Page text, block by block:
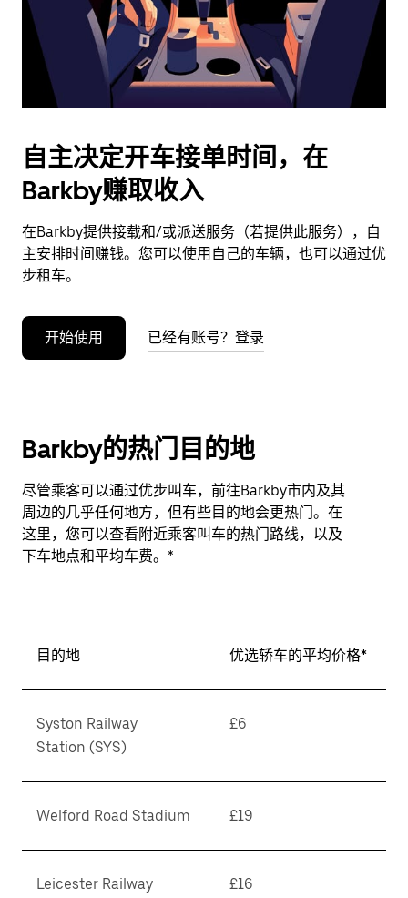
按
退
闭
日
历。
自主决定开车接单时间，在
Barkby赚取收入
在Barkby提供接载和/或派送服务（若提供此服务），自
主安排时间赚钱。您可以使用自己的车辆，也可以通过优
步租车。
开始使用 已经有账号？登录
Barkby的热门目的地
尽管乘客可以通过优步叫车，前往Barkby市内及其
周边的几乎任何地方，但有些目的地会更热门。在
这里，您可以查看附近乘客叫车的热门路线，以及
下车地点和平均车费。*
目的地 优选轿车的平均价格*
Syston Railway
Station (SYS)
£6
Welford Road Stadium £19
Leicester Railway
£16